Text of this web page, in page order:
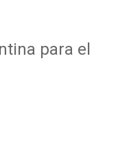
para el